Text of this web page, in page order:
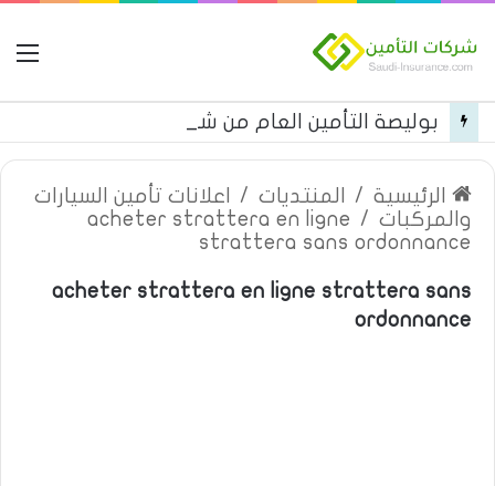
الرئيسية / المنتديات /
اعلانات تأمين السيارات
والمركبات /
acheter strattera en ligne
strattera sans ordonnance
acheter strattera en ligne strattera sans
ordonnance